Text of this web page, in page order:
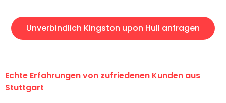
Unverbindlich Kingston upon Hull anfragen
Echte Erfahrungen von zufriedenen Kunden aus
Stuttgart